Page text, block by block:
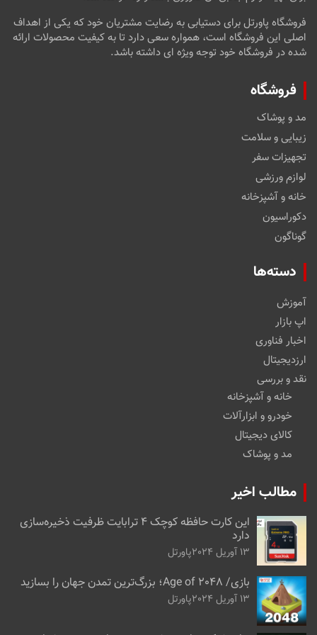
فروشگاه پاورتل برای دستیابی به رضایت مشتریان خود که یکی از اهداف
اصلی این فروشگاه است، همواره سعی دارد تا به کیفیت محصولات ارائه
شده در فروشگاه خود توجه ویژه ای داشته باشد.
فروشگاه
مد و پوشاک
زیبایی و سلامت
تجهیزات سفر
لوازم ورزشی
خانه و آشپزخانه
دکوراسیون
گوناگون
دسته‌ها
آموزش
اپ بازار
اخبار فناوری
ارزدیجیتال
نقد و بررسی
خانه و آشپزخانه
خودرو و ابزارآلات
کالای دیجیتال
مد و پوشاک
مطالب اخیر
این کارت حافظه کوچک ۴ ترابایت ظرفیت ذخیره‌سازی
دارد
13 آوریل 2024 پاورتل
بازی/ Age of 2048؛ بزرگ‌ترین تمدن جهان را بسازید
13 آوریل 2024 پاورتل